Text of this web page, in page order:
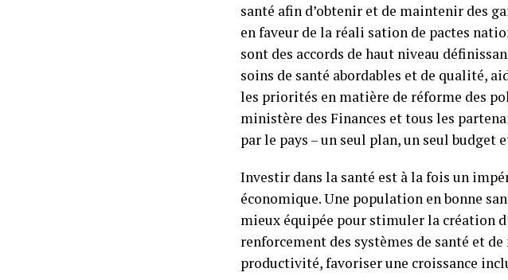
santé afin d’obtenir et de maintenir des
en faveur de la réali sation de pactes
sont des accords de haut niveau
soins de santé abordables et de qualité,
les priorités en matière de réforme des
ministère des Finances et tous les
par le pays – un seul plan, un seul budget
Investir dans la santé est à la fois un
économique. Une population en bonne
mieux équipée pour stimuler la création
renforcement des systèmes de santé et
productivité, favoriser une croissance